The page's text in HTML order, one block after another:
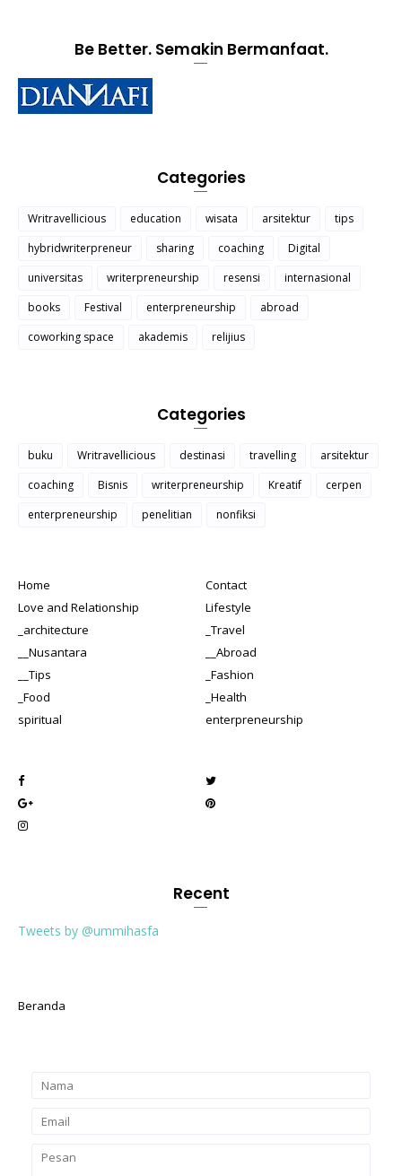
Be Better. Semakin Bermanfaat.
Categories
Writravellicious education wisata arsitektur
tips
hybridwriterpreneur
sharing coaching
Digital
universitas
writerpreneurship resensi
internasional
books
Festival enterpreneurship
abroad
coworking space
akademis relijius
Categories
buku Writravellicious destinasi travelling
arsitektur
coaching
Bisnis writerpreneurship Kreatif
cerpen
enterpreneurship
penelitian nonfiksi
Home
Contact
Love and Relationship
Lifestyle
_architecture
_Travel
__Nusantara
__Abroad
__Tips
_Fashion
_Food
_Health
spiritual
enterpreneurship
Recent
Tweets by @ummihasfa
Beranda